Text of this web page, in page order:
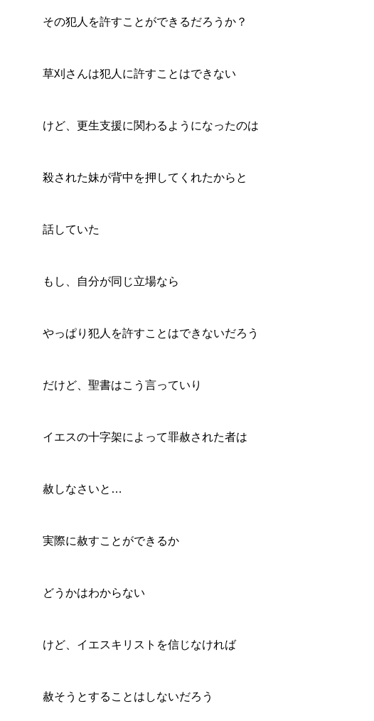
その犯人を許すことができるだろうか？
草刈さんは犯人に許すことはできない
けど、更生支援に関わるようになったのは
殺された妹が背中を押してくれたからと
話していた
もし、自分が同じ立場なら
やっぱり犯人を許すことはできないだろう
だけど、聖書はこう言っていり
イエスの十字架によって罪赦された者は
赦しなさいと…
実際に赦すことができるか
どうかはわからない
けど、イエスキリストを信じなければ
赦そうとすることはしないだろう